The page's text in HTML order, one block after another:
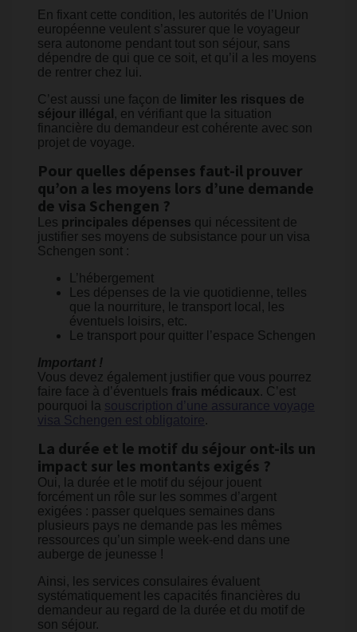
En fixant cette condition, les autorités de l’Union
européenne veulent s’assurer que le voyageur
sera autonome pendant tout son séjour, sans
dépendre de qui que ce soit, et qu’il a les moyens
de rentrer chez lui.
C’est aussi une façon de limiter les risques de
séjour illégal , en vérifiant que la situation
financière du demandeur est cohérente avec son
projet de voyage.
Pour quelles dépenses faut-il prouver
qu’on a les moyens lors d’une demande
de visa Schengen ?
Les principales dépenses qui nécessitent de
justifier ses moyens de subsistance pour un visa
Schengen sont :
L’hébergement
Les dépenses de la vie quotidienne, telles
que la nourriture, le transport local, les
éventuels loisirs, etc.
Le transport pour quitter l’espace Schengen
Important !
Vous devez également justifier que vous pourrez
faire face à d’éventuels frais médicaux. C’est
pourquoi la souscription d’une assurance voyage
visa Schengen est obligatoire.
La durée et le motif du séjour ont-ils un
impact sur les montants exigés ?
Oui, la durée et le motif du séjour jouent
forcément un rôle sur les sommes d’argent
exigées : passer quelques semaines dans
plusieurs pays ne demande pas les mêmes
ressources qu’un simple week-end dans une
auberge de jeunesse !
Ainsi, les services consulaires évaluent
systématiquement les capacités financières du
demandeur au regard de la durée et du motif de
son séjour.